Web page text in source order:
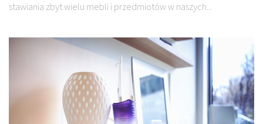
stawiania zbyt wielu mebli i przedmiotów w naszych...